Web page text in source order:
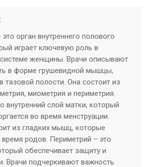
орган внутреннего полового
играет ключевую роль в
женщины. Врачи описывают
в форме грушевидной мышцы,
тазовой полости. Она состоит из
миометрия и периметрия.
внутренний слой матки, который
во время менструации.
из гладких мышц, которые
родов. Периметрий – это
обеспечивает защиту и
Врачи подчеркивают важность